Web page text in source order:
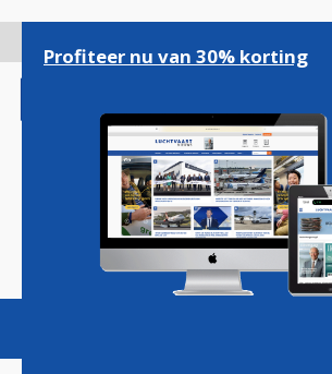
gaan
Magazine Podcasts
Profiteer nu van 30% korting